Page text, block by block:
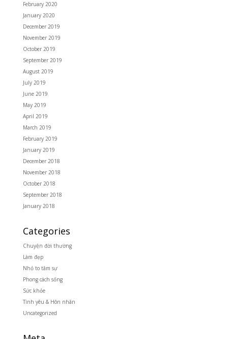
February 2020
January 2020
December 2019
November 2019
October 2019
September 2019
August 2019
July 2019
June 2019
May 2019
April 2019
March 2019
February 2019
January 2019
December 2018
November 2018
October 2018
September 2018
January 2018
Categories
Chuyện đời thường
Làm đẹp
Nhỏ to tâm sự
Phong cách sống
Sức khỏe
Tình yêu & Hôn nhân
Uncategorized